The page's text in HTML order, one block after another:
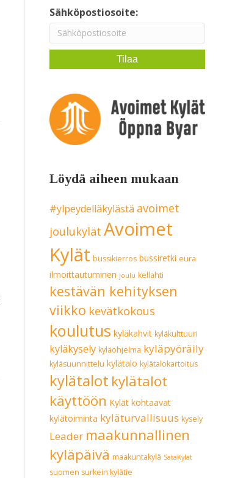
Sähköpostiosoite:
Löydä aiheen mukaan
#ylpeydelläkylästä avoimet
joulukylät Avoimet
Kylät bussikierros bussiretki eura
ilmoittautuminen joulu kellahti
kestävän kehityksen
viikko kevätkokous
koulutus kyläkahvit kyläkulttuuri
kyläkysely kyläohjelma kyläpyöräily
kyläsuunnittelu kylätalo kylätalokartoitus
kylätalot kylätalot
käyttöön Kylät kohtaavat
kylätoiminta kyläturvallisuus kysely
Leader maakunnallinen
kyläpäivä maakuntakylä SataKylät
suomen surkein kylätie